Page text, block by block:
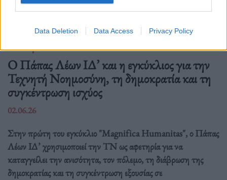
Data Deletion Data Access Privacy Policy
Διεθνή
Ο Πάπας Λέων ΙΔ’ και η εγκύκλιος για την
Τεχνητή Νοημοσύνη, τη δημοκρατία και τη
συγκέντρωση ισχύος
02.06.26
Στην πρώτη του εγκύκλιο "Magnifica Humanitas", ο Πάπας
Λέων ΙΔ’ χρησιμοποιεί την ΤΝ ως αφετηρία για να
καταγγείλει την ανισότητα, τον πόλεμο, τη διάβρωση της
δημοκρατίας και τη συγκέντρωση εξουσίας σε